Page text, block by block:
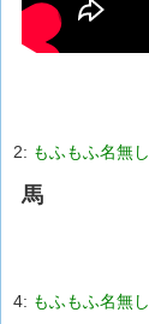
2: もふもふ名無し
馬
4: もふもふ名無し